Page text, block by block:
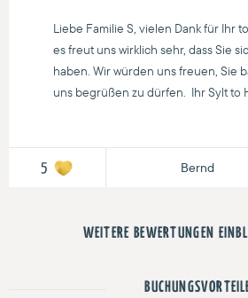
Liebe Familie S, vielen Dank für Ihr
es freut uns wirklich sehr, dass Sie
haben. Wir würden uns freuen, Sie
uns begrüßen zu dürfen. Ihr Sylt to
5 Bernd
WEITERE BEWERTUNGEN